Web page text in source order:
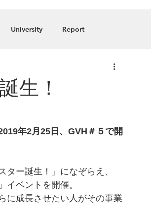
University Report
生！
年2月25日、GVH＃５で開
ー誕生！」になぞらえ、
イベントを開催。
に成長させたい人がその事業